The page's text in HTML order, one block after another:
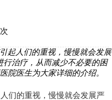
次
起人们的重视，慢慢就会发展
行治疗，从而减少不必要的困
院医生为大家详细的介绍。
们的重视，慢慢就会发展严